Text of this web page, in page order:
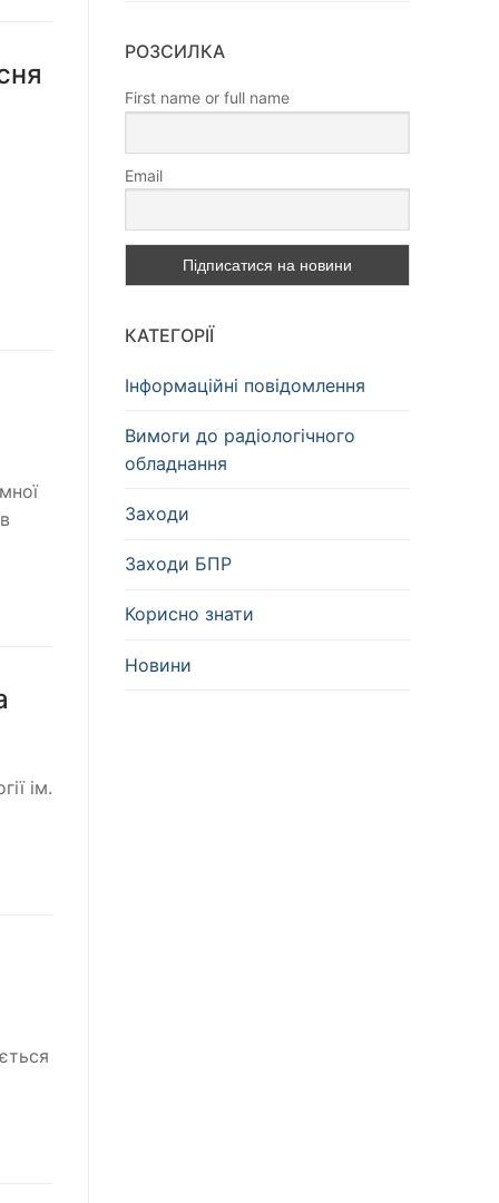
ім.
РОЗСИЛКА
First name or full name
Email
КАТЕГОРІЇ
Інформаційні повідомлення
Вимоги до радіологічного
обладнання
Заходи
Заходи БПР
Корисно знати
Новини